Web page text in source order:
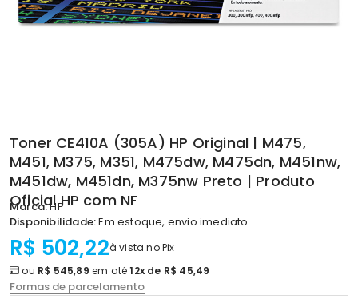
Toner CE410A (305A) HP Original | M475,
M451, M375, M351, M475dw, M475dn, M451nw,
M451dw, M451dn, M375nw Preto | Produto
Oficial HP com NF
Marca:HP
Disponibilidade:Em estoque, envio imediato
R$ 502,22à vista no Pix
ou R$ 545,89 em até12x de R$ 45,49
Formas de parcelamento